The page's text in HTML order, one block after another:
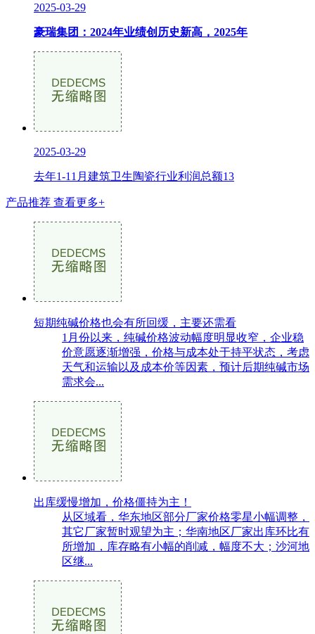
2025-03-29
豪瑞集团：2024年业绩创历史新高，2025年
2025-03-29
去年1-11月建筑卫生陶瓷行业利润总额13
产品推荐 查看更多+
短期纯碱价格也会有所回缓，主要还需看
1月份以来，纯碱价格波动幅度明显收窄，企业稳
价意愿逐渐增强，价格与成本处于持平状态，考虑
天气和运输以及成本价等因素，预计后期纯碱市场
需求会...
出库缓慢增加，价格僵持为主！
从区域看，华东地区部分厂家价格零星小幅调整，
其它厂家暂时观望为主；华南地区厂家出库环比有
所增加，库存略有小幅的削减，幅度不大；沙河地
区继...